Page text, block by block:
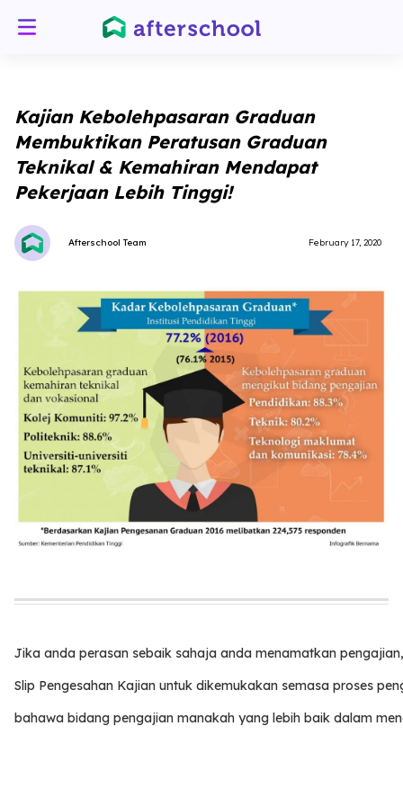
Kajian Kebolehpasaran Graduan
Membuktikan Peratusan Graduan
Teknikal & Kemahiran Mendapat
Pekerjaan Lebih Tinggi!
Afterschool Team February 17, 2020
Jika anda perasan sebaik sahaja anda menamatkan
Slip Pengesahan Kajian untuk dikemukakan semasa proses
bahawa bidang pengajian manakah yang lebih baik dalam